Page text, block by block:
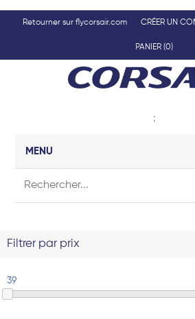
Retourner sur flycorsair.com CRÉER UN
PANIER (0)
;
MENU
Filtrer par prix
39